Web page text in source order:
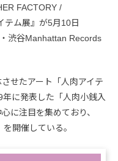
FACTORY /
テム展』が5月10日
渋谷Manhattan Records
せたアート「人肉アイテ
に発表した「人肉小銭入
に注目を集めており、
開催している。